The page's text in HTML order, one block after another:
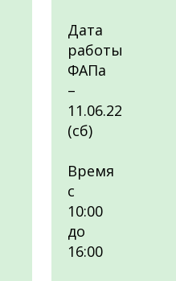
Дата
работы
ФАПа
–
11.06.22
(сб)
Время
с
10:00
до
16:00